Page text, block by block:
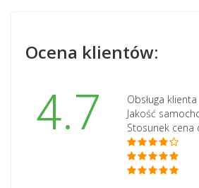
Ocena klientów:
4.7
Obsługa klienta
Jakość
Stosunek cena